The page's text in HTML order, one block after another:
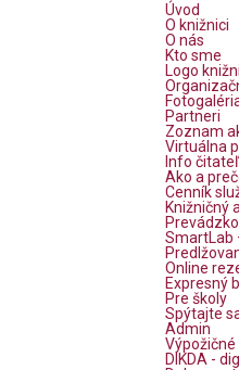
Úvod
O knižnici
O nás
Kto sme
Logo
Partneri
Zoznam
Virtuálna
Info
Ako a
Cenník
Knižničný
SmartLab
Online
Expresný
Pre školy
Spýtajte
Admin
DIKDA -